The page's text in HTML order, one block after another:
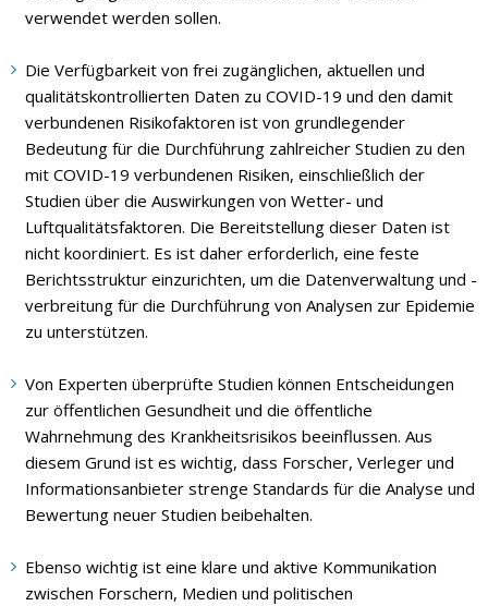
verwendet werden sollen.
Die Verfügbarkeit von frei zugänglichen, aktuellen und
qualitätskontrollierten Daten zu COVID-19 und den damit
verbundenen Risikofaktoren ist von grundlegender
Bedeutung für die Durchführung zahlreicher Studien zu den
mit COVID-19 verbundenen Risiken, einschließlich der
Studien über die Auswirkungen von Wetter- und
Luftqualitätsfaktoren. Die Bereitstellung dieser Daten ist
nicht koordiniert. Es ist daher erforderlich, eine feste
Berichtsstruktur einzurichten, um die Datenverwaltung und -
verbreitung für die Durchführung von Analysen zur Epidemie
zu unterstützen.
Von Experten überprüfte Studien können Entscheidungen
zur öffentlichen Gesundheit und die öffentliche
Wahrnehmung des Krankheitsrisikos beeinflussen. Aus
diesem Grund ist es wichtig, dass Forscher, Verleger und
Informationsanbieter strenge Standards für die Analyse und
Bewertung neuer Studien beibehalten.
Ebenso wichtig ist eine klare und aktive Kommunikation
zwischen Forschern, Medien und politischen